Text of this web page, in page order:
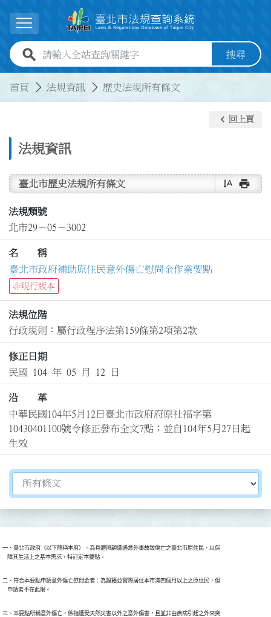
展開選單
全站查詢關鍵字欄位 搜尋
首頁 法規資訊 歷史法規所有條文
法規資訊
keyboard_arrow_left 回上頁
臺北市歷史法規所有條文 text_rotate_vertical print
法規類號
北市29－05－3002
名 稱
臺北市政府補助原住民意外傷亡慰問金作業要點
非現行版本
法規位階
行政規則：屬行政程序法第159條第2項第2款
修正日期
民國 104 年 05 月 12 日
沿 革
中華民國104年5月12日臺北市政府府原社福字第
10430401100號令修正發布全文7點；並自104年5月27日起
生效
切換選擇法規資訊內容
一、臺北市政府（以下簡稱本府），為具體照顧遭遇意外事故致傷亡之臺北市原住民，以保
    障其生活上之基本需求，特訂定本要點。
二、符合本要點申請意外傷亡慰問金者：為設籍並實際居住本市滿四個月以上之原住民，但
    申請者不在此限。
三、本要點所稱意外傷亡，係指遭受天然災害以外之意外傷害，且並非由疾病引起之外來突